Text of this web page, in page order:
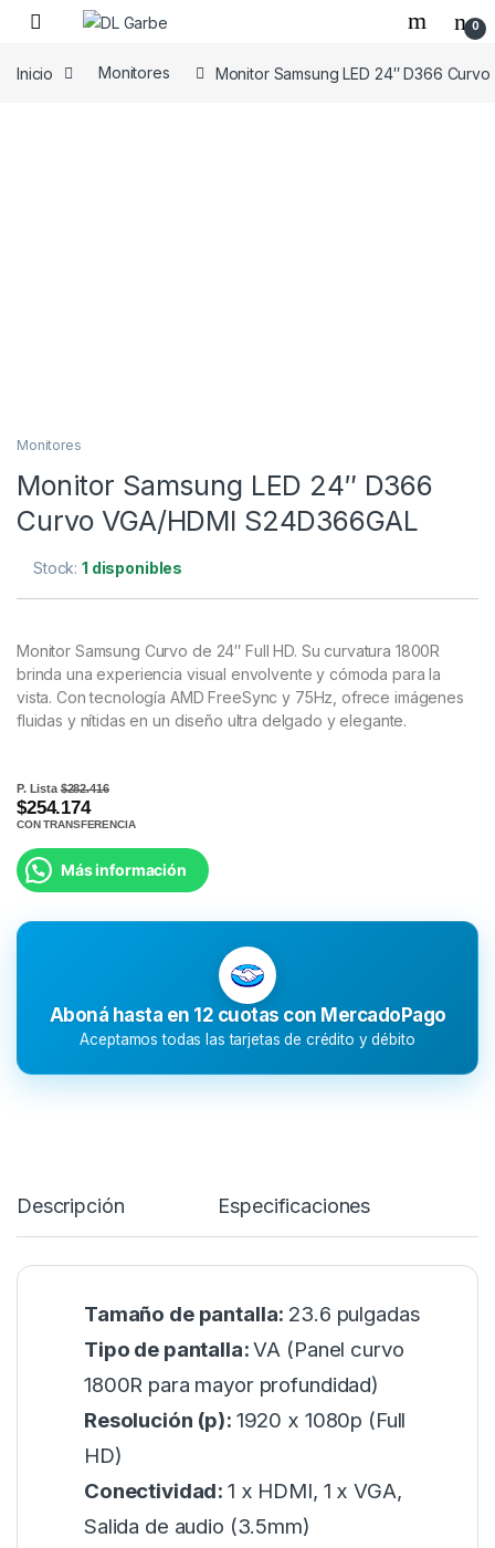
0
Inicio Monitores Monitor Samsung LED 24″ D366
Monitores
Monitor Samsung LED 24″ D366
Curvo VGA/HDMI S24D366GAL
Stock:1 disponibles
Monitor Samsung Curvo de 24″ Full HD. Su curvatura 1800R
brinda una experiencia visual envolvente y cómoda para la
vista. Con tecnología AMD FreeSync y 75Hz, ofrece imágenes
fluidas y nítidas en un diseño ultra delgado y elegante.
P. Lista$282.416
$254.174
CON TRANSFERENCIA
Más información
Aboná hasta en 12 cuotas con MercadoPago
Aceptamos todas las tarjetas de crédito y débito
Descripción Especificaciones
Tamaño de pantalla: 23.6 pulgadas
Tipo de pantalla:VA (Panel curvo
1800R para mayor profundidad)
Resolución (p): 1920 x 1080p (Full
HD)
Conectividad:1 x HDMI, 1 x VGA,
Salida de audio (3.5mm)